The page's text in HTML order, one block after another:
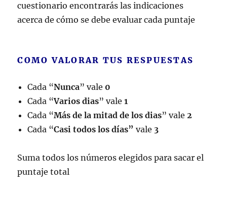
cuestionario encontrarás las indicaciones
acerca de cómo se debe evaluar cada puntaje
COMO VALORAR TUS RESPUESTAS
Cada “Nunca” vale 0
Cada “Varios dias” vale1
Cada “Más de la mitad de los dias” vale 2
Cada “Casi todos los días” vale 3
Suma todos los números elegidos para sacar el
puntaje total